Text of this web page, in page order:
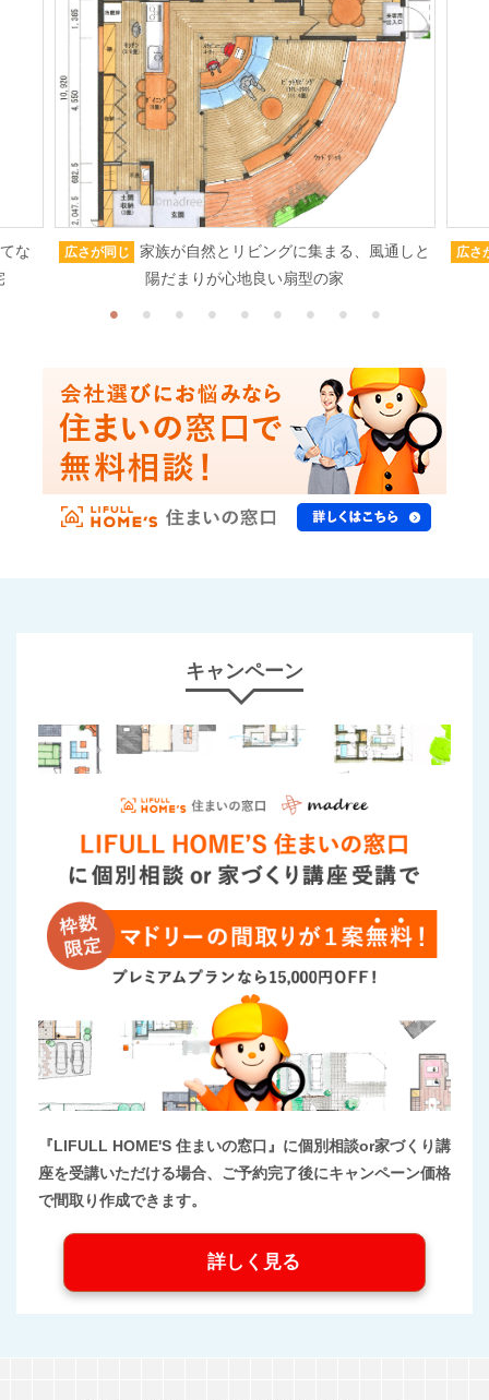
な
広さが同じ
家族が自然とリビングに集まる、風通しと
陽だまりが心地良い扇型の家
広さ
キャンペーン
『LIFULL HOME'S 住まいの窓口』に個別相談or家づくり講
座を受講いただける場合、ご予約完了後にキャンペーン価格
で間取り作成できます。
詳しく見る